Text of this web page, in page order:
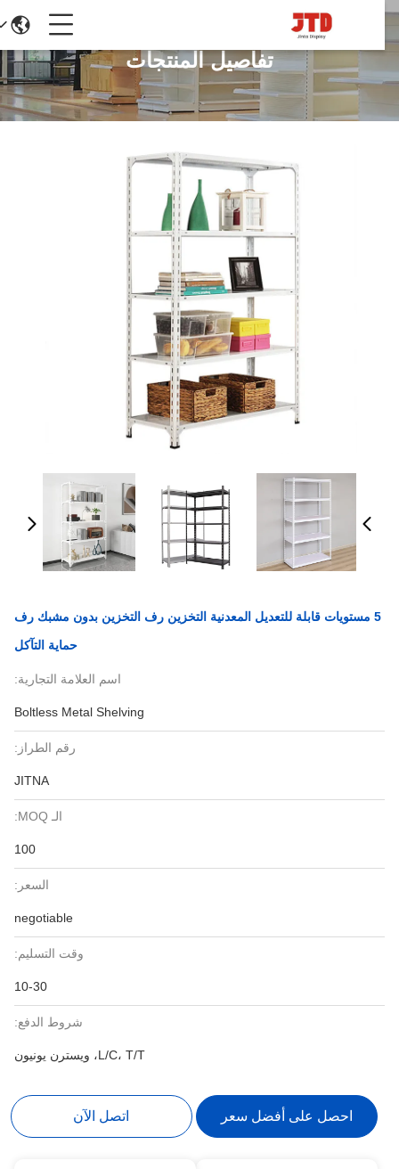
تفاصيل المنتجات
5 مستويات قابلة للتعديل المعدنية التخزين رف التخزين بدون مشبك رف
حماية التآكل
اسم العلامة التجارية:
Boltless Metal Shelving
رقم الطراز:
JITNA
الـ MOQ:
100
السعر:
negotiable
وقت التسليم:
10-30
شروط الدفع:
L/C، T/T، ويسترن يونيون
احصل على أفضل سعر اتصل الآن